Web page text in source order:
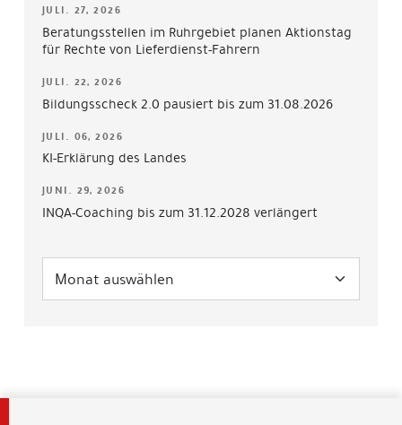
JULI. 27, 2026
Beratungsstellen im Ruhrgebiet planen Aktionstag
für Rechte von Lieferdienst-Fahrern
JULI. 22, 2026
Bildungsscheck 2.0 pausiert bis zum 31.08.2026
JULI. 06, 2026
KI-Erklärung des Landes
JUNI. 29, 2026
INQA-Coaching bis zum 31.12.2028 verlängert